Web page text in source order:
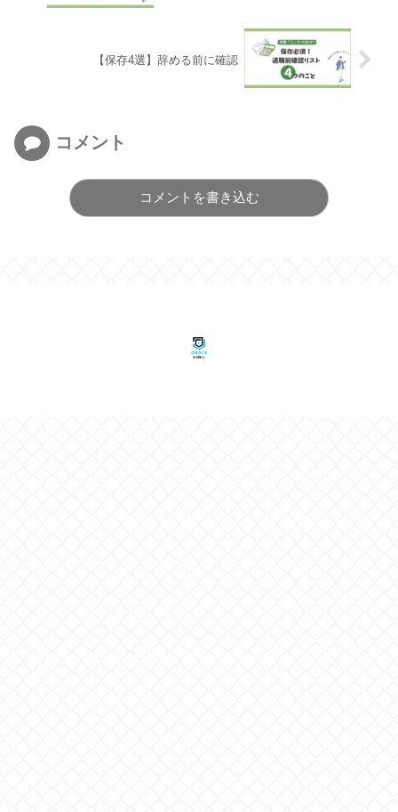
【保存4選】辞める前に確認
コメント
コメントを書き込む